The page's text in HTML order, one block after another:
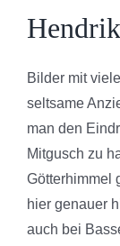
Bilder mit
seltsame
man den
Mitgusch zu
Götterhimmel
hier genauer
auch bei